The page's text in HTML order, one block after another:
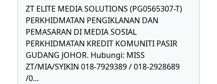
ZT ELITE MEDIA SOLUTIONS (PG0565307-T)
PERKHIDMATAN PENGIKLANAN DAN
PEMASARAN DI MEDIA SOSIAL
PERKHIDMATAN KREDIT KOMUNITI PASIR
GUDANG JOHOR. Hubungi: MISS
ZT/MIA/SYIKIN 018-7929389 / 018-2928689
/0...